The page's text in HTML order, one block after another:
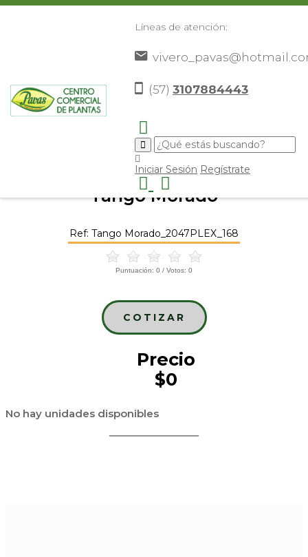
Líneas de atención:
(57) 3107884443
Iniciar Sesión Regístrate
Plantas> Plantas De Exterior>Tango
Tango Morado
Ref: Tango Morado_2047PLEX_168
Puntuación: 0 / Votos: 0
COTIZAR
Precio
$0
No hay unidades disponibles